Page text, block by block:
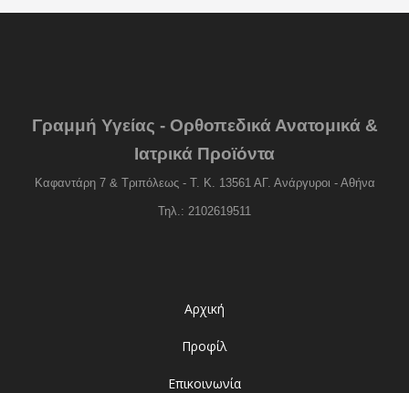
Γραμμή Υγείας - Ορθοπεδικά Ανατομικά &
Ιατρικά Προϊόντα
Καφαντάρη 7 & Τριπόλεως - Τ. Κ. 13561 ΑΓ. Ανάργυροι - Αθήνα
Τηλ.: 2102619511
Αρχική
Προφίλ
Επικοινωνία